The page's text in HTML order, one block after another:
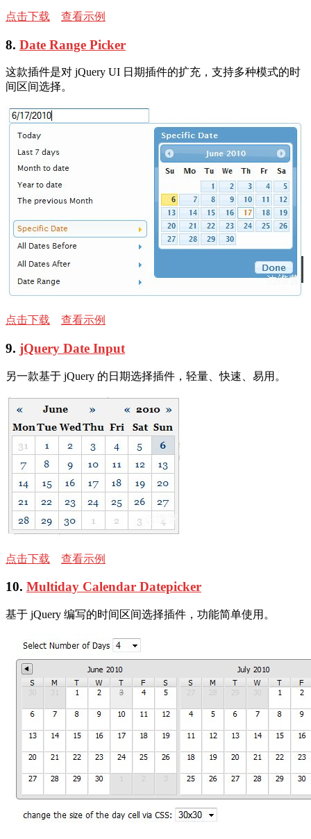
点击下载 查看示例
8. Date Range Picker
这款插件是对 jQuery UI 日期插件的扩充，支持多种模式的时
间区间选择。
点击下载 查看示例
9. jQuery Date Input
另一款基于 jQuery 的日期选择插件，轻量、快速、易用。
点击下载 查看示例
10. Multiday Calendar Datepicker
基于 jQuery 编写的时间区间选择插件，功能简单使用。